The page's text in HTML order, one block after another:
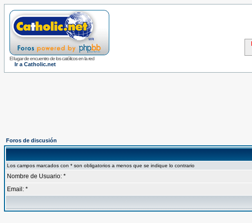
El lugar de encuentro de los católicos en la red
Ir a Catholic.net
Foros de discusión
Los campos marcados con * son obligatorios a menos que se indique lo contrario
Nombre de Usuario: *
Email: *